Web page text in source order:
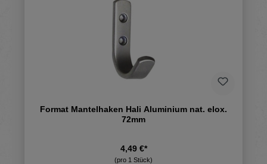
Format Mantelhaken Hali Aluminium nat. elox.
72mm
4,49 €*
(pro 1 Stück)